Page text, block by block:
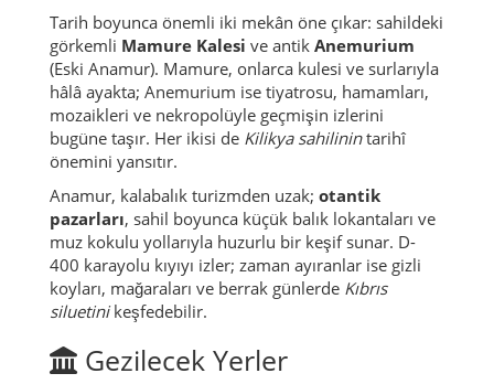
Tarih boyunca önemli iki mekân öne çıkar: sahildeki
görkemli Mamure Kalesi ve antik Anemurium
(Eski Anamur). Mamure, onlarca kulesi ve surlarıyla
hâlâ ayakta; Anemurium ise tiyatrosu, hamamları,
mozaikleri ve nekropolüyle geçmişin izlerini
bugüne taşır. Her ikisi de Kilikya sahilinintarihî
önemini yansıtır.
Anamur, kalabalık turizmden uzak; otantik
pazarları, sahil boyunca küçük balık lokantaları ve
muz kokulu yollarıyla huzurlu bir keşif sunar. D-
400 karayolu kıyıyı izler; zaman ayıranlar ise gizli
koyları, mağaraları ve berrak günlerde Kıbrıs
siluetinikeşfedebilir.
Gezilecek Yerler